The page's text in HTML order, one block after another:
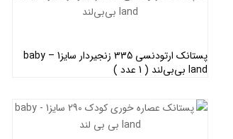
اطلاعات بیشتر
پستانک ارتودنسی 335 زنجیردار سایز1 – baby
land بی‌بی‌لند ( 1 عدد )